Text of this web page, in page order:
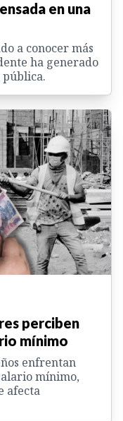
en una
a conocer más
ha generado
perciben
mínimo
enfrentan
mínimo,
afecta